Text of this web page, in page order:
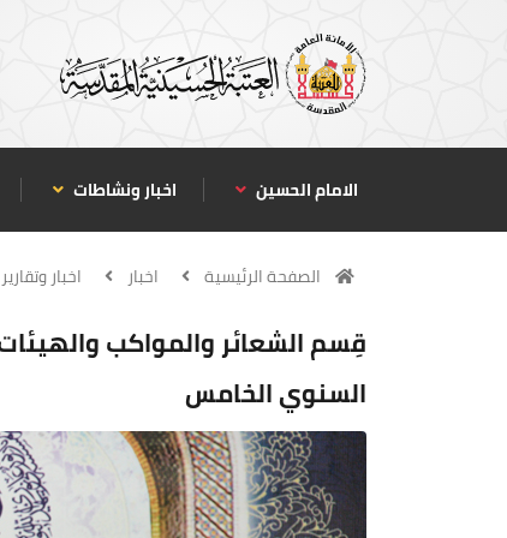
الامام الحسين اخبار ونشاطات
الصفحة الرئيسية اخبار اخبار وتقارير
قِسم الشعائر والمواكب
السنوي الخامس